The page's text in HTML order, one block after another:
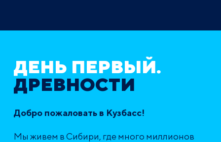
ДЕНЬ ПЕРВЫЙ.
ДРЕВНОСТИ
Добро пожаловать в Кузбасс!
Мы живем в Сибири, где много миллионов